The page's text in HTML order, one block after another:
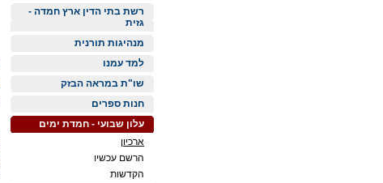
רשת בתי הדין ארץ חמדה -
גזית
מנהיגות תורנית
למד עמנו
שו"ת במראה הבזק
חנות ספרים
עלון שבועי - חמדת ימים
ארכיון
הרשם עכשיו
הקדשות